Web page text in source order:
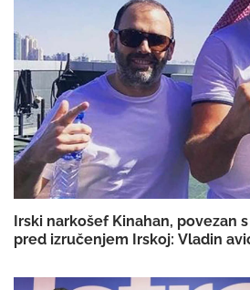
Irski narkošef Kinahan, povezan
pred izručenjem Irskoj: Vladin